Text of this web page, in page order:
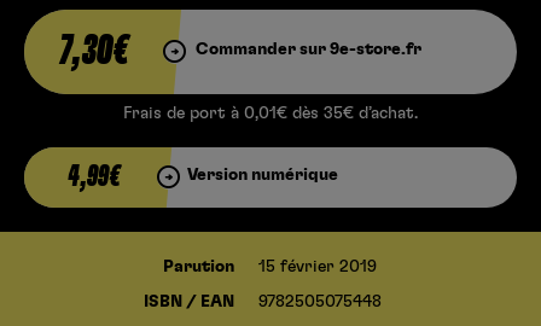
7,30€ Commander sur 9e-store.fr
Frais de port à 0,01€ dès 35€ d’achat.
4,99€ Version numérique
Parution 15 février 2019
ISBN / EAN 9782505075448